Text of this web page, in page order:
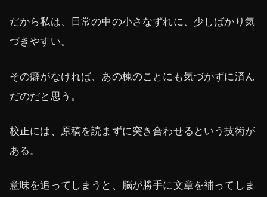
だから私は、日常の中の小さなずれに、少しばかり気
づきやすい。
その癖がなければ、あの棟のことにも気づかずに済ん
だのだと思う。
校正には、原稿を読まずに突き合わせるという技術が
ある。
意味を追ってしまうと、脳が勝手に文章を補ってしま